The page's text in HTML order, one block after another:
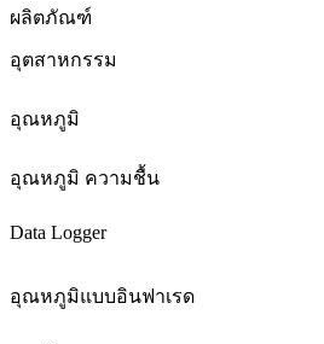
ผลิตภัณฑ์
อุตสาหกรรม
อุณหภูมิ
อุณหภูมิ ความชื้น
Data Logger
อุณหภูมิแบบอินฟาเรด